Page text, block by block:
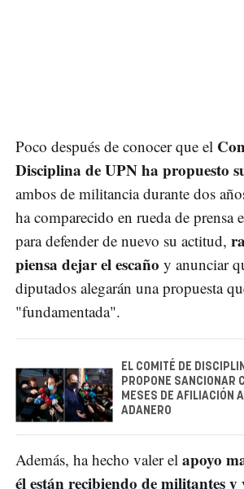
Poco después de conocer que el
Disciplina de UPN ha propuesto
ambos de militancia durante dos
ha comparecido en rueda de prensa
para defender de nuevo su actitud,
piensa dejar el escaño y anunciar
diputados alegarán una propuesta
"fundamentada".
EL COMITÉ DE
PROPONE SANCIONAR
MESES DE AFILIACIÓN
ADANERO
Además, ha hecho valer el apoyo
él están recibiendo de militantes y